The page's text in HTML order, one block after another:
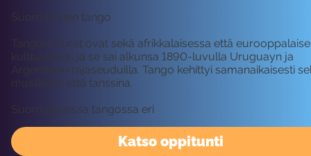
Katso oppitunti
Suomalainen tango
Tangon juuret ovat sekä afrikkalaisessa että
kulttuurissa, ja se sai alkunsa 1890-luvulla Uruguayn ja
Argentiinan rajaseuduilla. Tango kehittyi samanaikaisesti
musiikkina että tanssina.
Suomalaisessa tangossa eri